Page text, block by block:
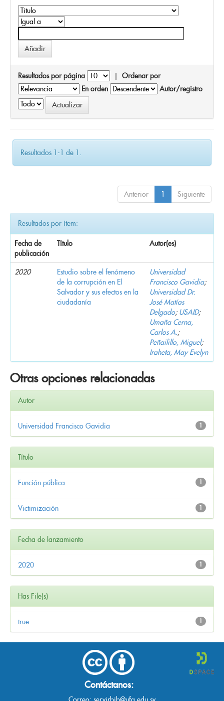
Resultados por página | Ordenar por
En orden
Autor/registro
Resultados 1-1 de 1.
Anterior 1 Siguiente
Resultados por ítem:
Fecha de
publicación
Título Autor(es)
2020
Estudio sobre el fenómeno
de la corrupción en El
Salvador y sus efectos en la
ciudadanía
Universidad
Francisco Gavidia;
Universidad Dr.
José Matías
Delgado; USAID;
Umaña Cerna,
Carlos A.;
Peñailillo, Miguel;
Iraheta, May Evelyn
Otras opciones relacionadas
Autor
1
Universidad Francisco Gavidia
Título
1
Función pública
1
Victimización
Fecha de lanzamiento
1
2020
Has File(s)
1
true
Contáctanos: